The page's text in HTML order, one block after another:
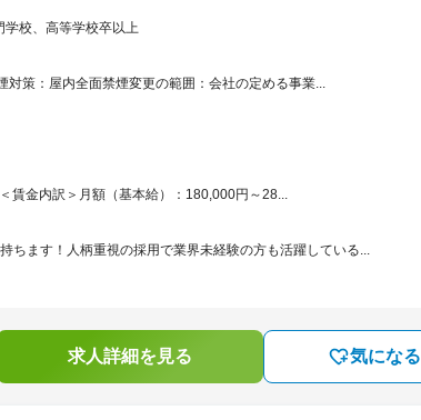
学校、高等学校卒以上
策：屋内全面禁煙変更の範囲：会社の定める事業...
賃金内訳＞月額（基本給）：180,000円～28...
ます！人柄重視の採用で業界未経験の方も活躍している...
求人詳細を見る 気になる